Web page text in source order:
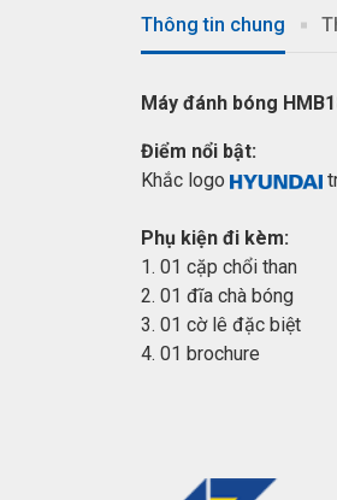
Thông tin chung
Máy đánh bóng
Điểm nổi bật:
Khắc logo
Phụ kiện đi kèm:
1. 01 cặp chổi than
2. 01 đĩa chà bóng
3. 01 cờ lê đặc biệt
4. 01 brochure